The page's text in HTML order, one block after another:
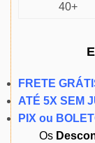
40+
FRETE
ATÉ 5X SEM
PIX ou
Os